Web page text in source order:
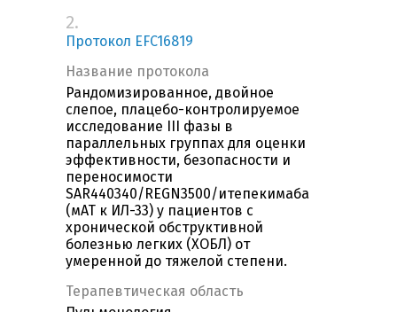
2.
Протокол EFC16819
Название протокола
Рандомизированное, двойное
слепое, плацебо-контролируемое
исследование III фазы в
параллельных группах для оценки
эффективности, безопасности и
переносимости
SAR440340/REGN3500/итепекимаба
(мАТ к ИЛ-33) у пациентов с
хронической обструктивной
болезнью легких (ХОБЛ) от
умеренной до тяжелой степени.
Терапевтическая область